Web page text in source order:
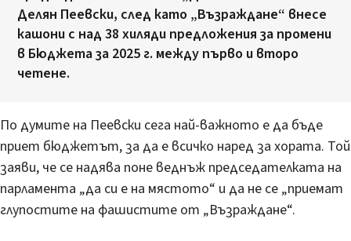
Делян Пеевски, след като „Възраждане“ внесе
кашони с над 38 хиляди предложения за промени
в Бюджета за 2025 г. между първо и второ
четене.
По думите на Пеевски сега най-важното е да бъде
приет бюджетът, за да е всичко наред за хората. Той
заяви, че се надява поне веднъж председателката на
парламента „да си е на мястото“ и да не се „приемат
глупостите на фашистите от „Възраждане“.